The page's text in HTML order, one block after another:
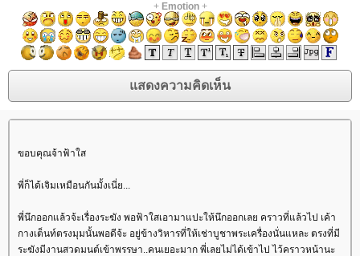
+ Emotion+
ขอบคุณจ้าฟ้าใส
พี่ก็ได้เจิมเหมือนกันมั้งเนี่ย...
พี่นึกออกแล้วจ้ะเรื่องระฆัง พอฟ้าใสเอามาแปะให้นึกออกเลย คราวที่แล้วไป เค้า
กางเต็นท์ตรงมุมนั้นพอดีจ้ะ อยู่ข้างวิหารที่ให้เช่าบูชาพระเครื่องนั่นแหละ ตรงที่มี
ระฆังมีงานสวดมนต์เข้าพรรษา..คนเยอะมาก พี่เลยไม่ได้เข้าไป ไว้คราวหน้านะ